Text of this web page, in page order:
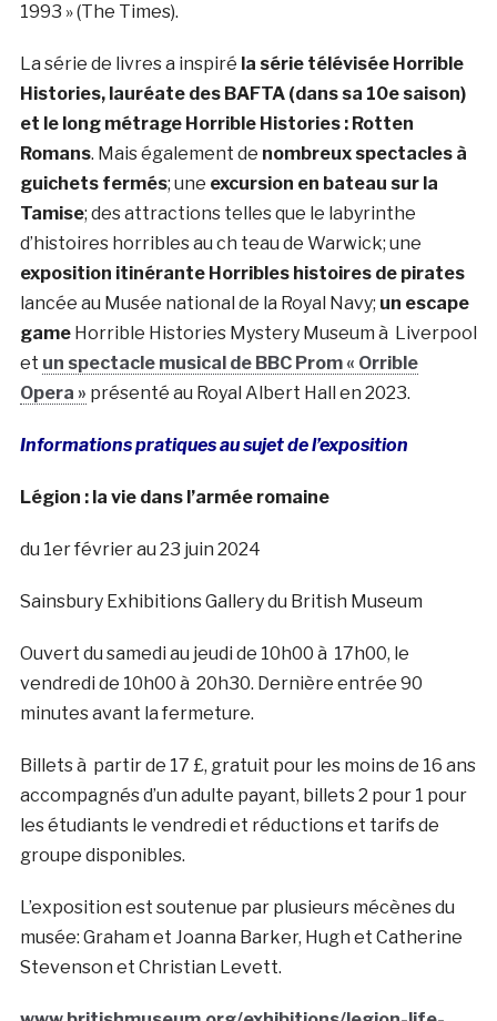
1993 » (The Times).
La série de livres a inspiré la série télévisée Horrible
Histories, lauréate des BAFTA (dans sa 10e saison)
et le long métrage Horrible Histories : Rotten
Romans. Mais également de nombreux spectacles à
guichets fermés; une excursion en bateau sur la
Tamise; des attractions telles que le labyrinthe
d’histoires horribles au ch teau de Warwick; une
exposition itinérante Horribles histoires de pirates
lancée au Musée national de la Royal Navy; un escape
gameHorrible Histories Mystery Museum à Liverpool
et un spectacle musical de BBC Prom « Orrible
Opera » présenté au Royal Albert Hall en 2023.
Informations pratiques au sujet de l’exposition
Légion : la vie dans l’armée romaine
du 1er février au 23 juin 2024
Sainsbury Exhibitions Gallery du British Museum
Ouvert du samedi au jeudi de 10h00 à 17h00, le
vendredi de 10h00 à 20h30. Dernière entrée 90
minutes avant la fermeture.
Billets à partir de 17 £, gratuit pour les moins de 16 ans
accompagnés d’un adulte payant, billets 2 pour 1 pour
les étudiants le vendredi et réductions et tarifs de
groupe disponibles.
L’exposition est soutenue par plusieurs mécènes du
musée: Graham et Joanna Barker, Hugh et Catherine
Stevenson et Christian Levett.